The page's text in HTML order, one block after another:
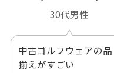
30代男性
中古ゴルフウェアの品
揃えがすごい